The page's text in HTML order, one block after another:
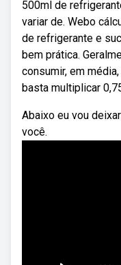
500ml de
variar de. Webo
de refrigerante e
bem prática.
consumir, em
basta multiplicar
Abaixo eu vou
você.